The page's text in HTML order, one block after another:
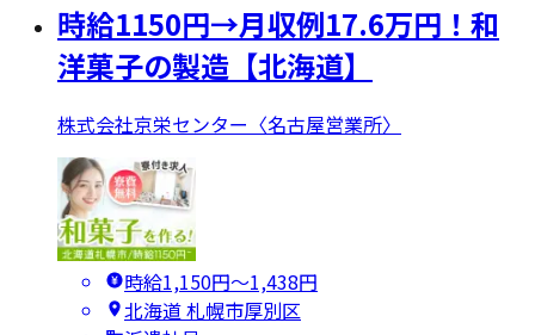
時給1150円→月収例17.6万円！和
洋菓子の製造【北海道】
株式会社京栄センター〈名古屋営業所〉
時給1,150円〜1,438円
北海道 札幌市厚別区